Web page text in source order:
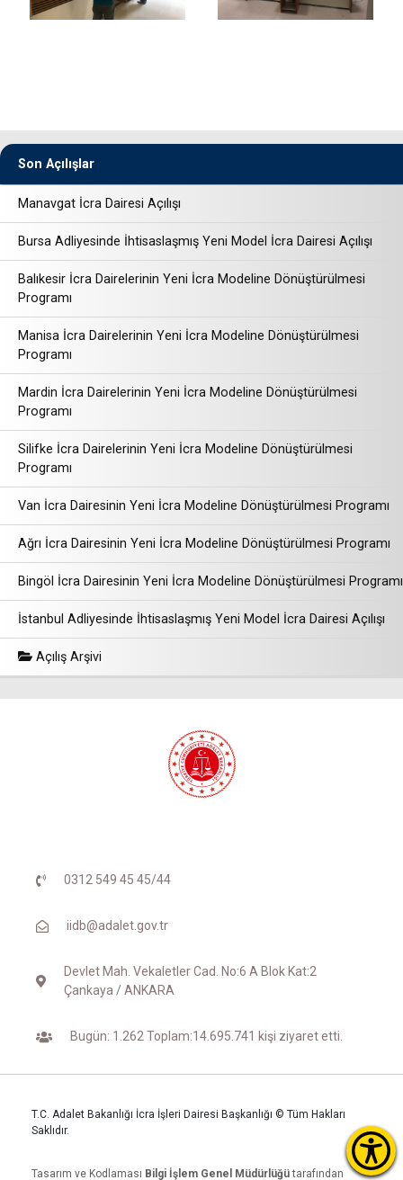
Son Açılışlar
Manavgat İcra Dairesi Açılışı
Bursa Adliyesinde İhtisaslaşmış Yeni Model İcra Dairesi Açılışı
Balıkesir İcra Dairelerinin Yeni İcra Modeline Dönüştürülmesi
Programı
Manisa İcra Dairelerinin Yeni İcra Modeline Dönüştürülmesi
Programı
Mardin İcra Dairelerinin Yeni İcra Modeline Dönüştürülmesi
Programı
Silifke İcra Dairelerinin Yeni İcra Modeline Dönüştürülmesi
Programı
Van İcra Dairesinin Yeni İcra Modeline Dönüştürülmesi Programı
Ağrı İcra Dairesinin Yeni İcra Modeline Dönüştürülmesi Programı
Bingöl İcra Dairesinin Yeni İcra Modeline Dönüştürülmesi Programı
İstanbul Adliyesinde İhtisaslaşmış Yeni Model İcra Dairesi Açılışı
Açılış Arşivi
0312 549 45 45/44
iidb@adalet.gov.tr
Devlet Mah. Vekaletler Cad. No:6 A Blok Kat:2
Çankaya / ANKARA
Bugün: 1.262 Toplam:14.695.741 kişi ziyaret etti.
T.C. Adalet Bakanlığı İcra İşleri Dairesi Başkanlığı © Tüm Hakları
Saklıdır.
Tasarım ve Kodlaması Bilgi İşlem Genel Müdürlüğütarafından